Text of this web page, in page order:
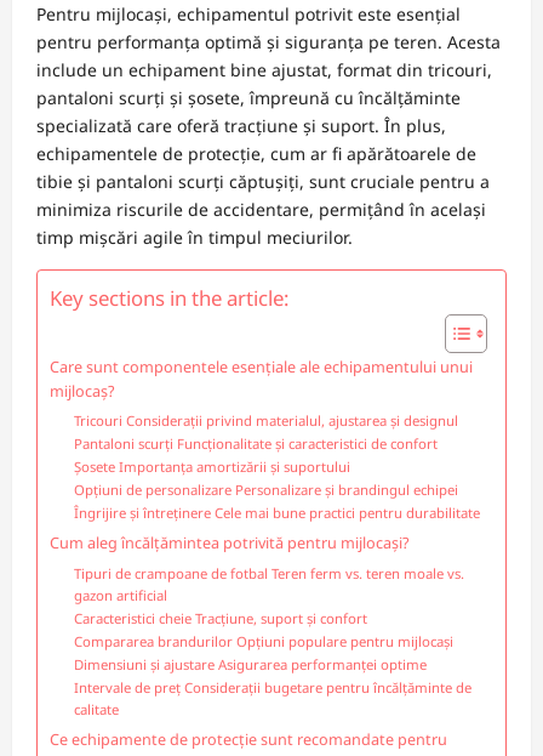
Pentru mijlocași, echipamentul potrivit este esențial
pentru performanța optimă și siguranța pe teren. Acesta
include un echipament bine ajustat, format din tricouri,
pantaloni scurți și șosete, împreună cu încălțăminte
specializată care oferă tracțiune și suport. În plus,
echipamentele de protecție, cum ar fi apărătoarele de
tibie și pantaloni scurți căptușiți, sunt cruciale pentru a
minimiza riscurile de accidentare, permițând în același
timp mișcări agile în timpul meciurilor.
Key sections in the article:
Care sunt componentele esențiale ale echipamentului unui
mijlocaș?
Tricouri Considerații privind materialul, ajustarea și designul
Pantaloni scurți Funcționalitate și caracteristici de confort
Șosete Importanța amortizării și suportului
Opțiuni de personalizare Personalizare și brandingul echipei
Îngrijire și întreținere Cele mai bune practici pentru durabilitate
Cum aleg încălțămintea potrivită pentru mijlocași?
Tipuri de crampoane de fotbal Teren ferm vs. teren moale vs.
gazon artificial
Caracteristici cheie Tracțiune, suport și confort
Compararea brandurilor Opțiuni populare pentru mijlocași
Dimensiuni și ajustare Asigurarea performanței optime
Intervale de preț Considerații bugetare pentru încălțăminte de
calitate
Ce echipamente de protecție sunt recomandate pentru